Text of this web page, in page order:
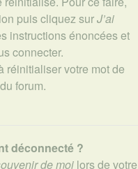
puis cliquez surJ’ai
instructions énoncées et
connecter.
réinitialiser votre mot de
forum.
déconnecté ?
de moi lors de votre